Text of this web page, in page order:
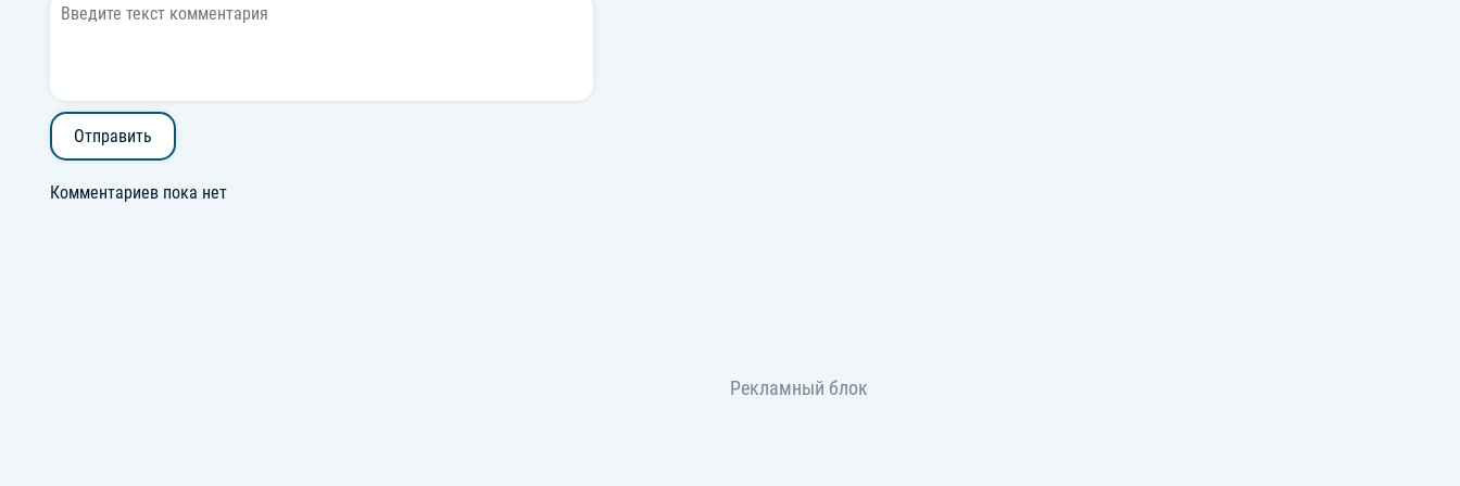
Отправить
Комментариев пока нет